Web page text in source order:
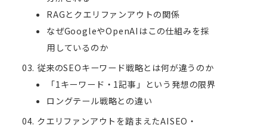
RAGとクエリファンアウトの関係
なぜGoogleやOpenAIはこの仕組みを採
用しているのか
従来のSEOキーワード戦略とは何が違うのか
「1キーワード・1記事」という発想の限界
ロングテール戦略との違い
クエリファンアウトを踏まえたAISEO・